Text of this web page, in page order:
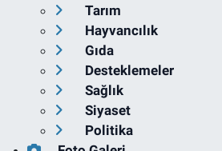
Tarım
Hayvancılık
Gıda
Desteklemeler
Sağlık
Siyaset
Politika